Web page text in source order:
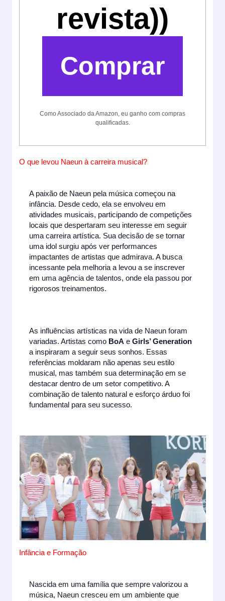
revista))
Comprar
Como Associado da Amazon, eu ganho com compras
qualificadas.
O que levou Naeun à carreira musical?
A paixão de Naeun pela música começou na
infância. Desde cedo, ela se envolveu em
atividades musicais, participando de competições
locais que despertaram seu interesse em seguir
uma carreira artística. Sua decisão de se tornar
uma idol surgiu após ver performances
impactantes de artistas que admirava. A busca
incessante pela melhoria a levou a se inscrever
em uma agência de talentos, onde ela passou por
rigorosos treinamentos.
As influências artísticas na vida de Naeun foram
variadas. Artistas como BoA eGirls’ Generation
a inspiraram a seguir seus sonhos. Essas
referências moldaram não apenas seu estilo
musical, mas também sua determinação em se
destacar dentro de um setor competitivo. A
combinação de talento natural e esforço árduo foi
fundamental para seu sucesso.
Infância e Formação
Nascida em uma família que sempre valorizou a
música, Naeun cresceu em um ambiente que